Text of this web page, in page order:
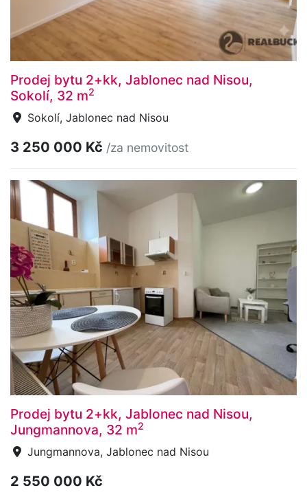
Prodej bytu 2+kk, Jablonec nad Nisou,
Sokolí, 32 m2
Sokolí, Jablonec nad Nisou
3 250 000 Kč /za nemovitost
Prodej bytu 2+kk, Jablonec nad Nisou,
Jungmannova, 32 m2
Jungmannova, Jablonec nad Nisou
2 550 000 Kč